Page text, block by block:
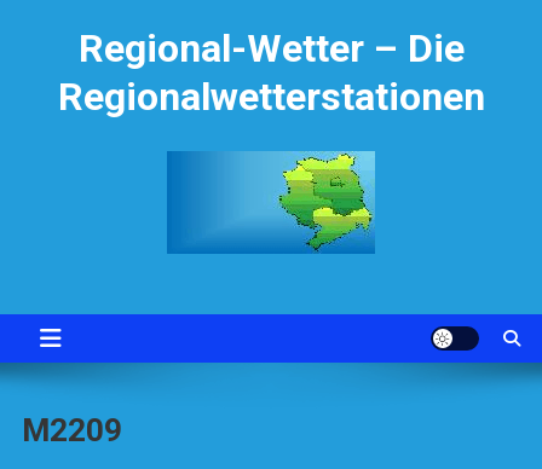
Regional-Wetter – Die
Regionalwetterstationen
M2209